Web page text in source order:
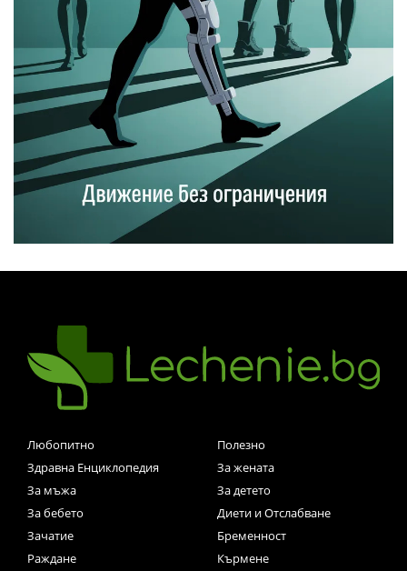
Любопитно
Полезно
Здравна Енциклопедия
За жената
За мъжа
За детето
За бебето
Диети и Отслабване
Зачатие
Бременност
Раждане
Кърмене